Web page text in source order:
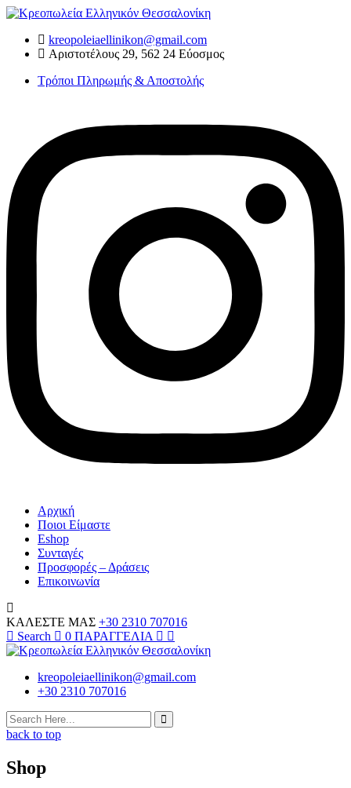
Skip
content kreopoleiaellinikon@gmail.com
Αριστοτέλους 29, 562 24 Εύοσμος
Τρόποι Πληρωμής & Αποστολής
Αρχική
Ποιοι Είμαστε
Eshop
Συνταγές
Προσφορές – Δράσεις
Επικοινωνία
ΚΑΛΕΣΤΕ ΜΑΣ +30 2310 707016
Search
0 ΠΑΡΑΓΓΕΛΙΑ
kreopoleiaellinikon@gmail.com
+30 2310 707016
back to top
Shop